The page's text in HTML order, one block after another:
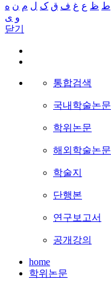
ط ظ ع غ ف ق ک ل م ن ه
و ی
닫기
통합검색
국내학술논문
학위논문
해외학술논문
학술지
단행본
연구보고서
공개강의
home
학위논문